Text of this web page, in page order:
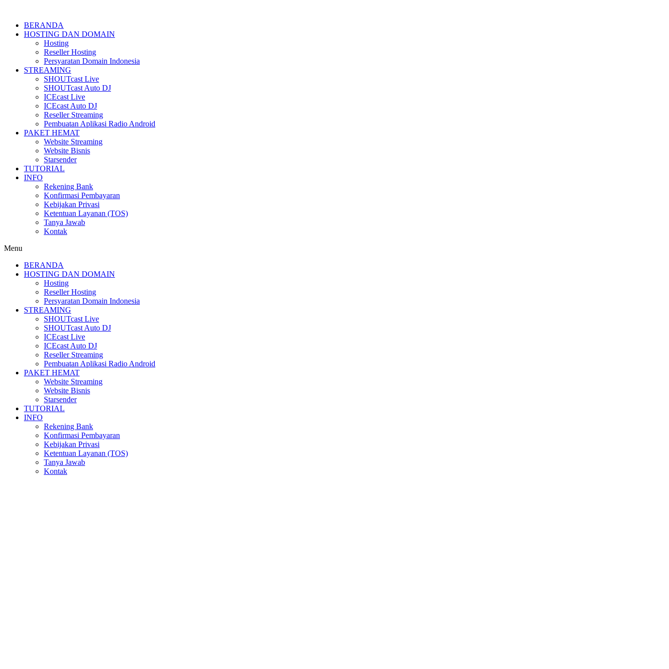
BERANDA
HOSTING DAN DOMAIN
Hosting
Reseller Hosting
Persyaratan Domain Indonesia
STREAMING
SHOUTcast Live
SHOUTcast Auto DJ
ICEcast Live
ICEcast Auto DJ
Reseller Streaming
Pembuatan Aplikasi Radio Android
PAKET HEMAT
Website Streaming
Website Bisnis
Starsender
TUTORIAL
INFO
Rekening Bank
Konfirmasi Pembayaran
Kebijakan Privasi
Ketentuan Layanan (TOS)
Tanya Jawab
Kontak
Menu
BERANDA
HOSTING DAN DOMAIN
Hosting
Reseller Hosting
Persyaratan Domain Indonesia
STREAMING
SHOUTcast Live
SHOUTcast Auto DJ
ICEcast Live
ICEcast Auto DJ
Reseller Streaming
Pembuatan Aplikasi Radio Android
PAKET HEMAT
Website Streaming
Website Bisnis
Starsender
TUTORIAL
INFO
Rekening Bank
Konfirmasi Pembayaran
Kebijakan Privasi
Ketentuan Layanan (TOS)
Tanya Jawab
Kontak